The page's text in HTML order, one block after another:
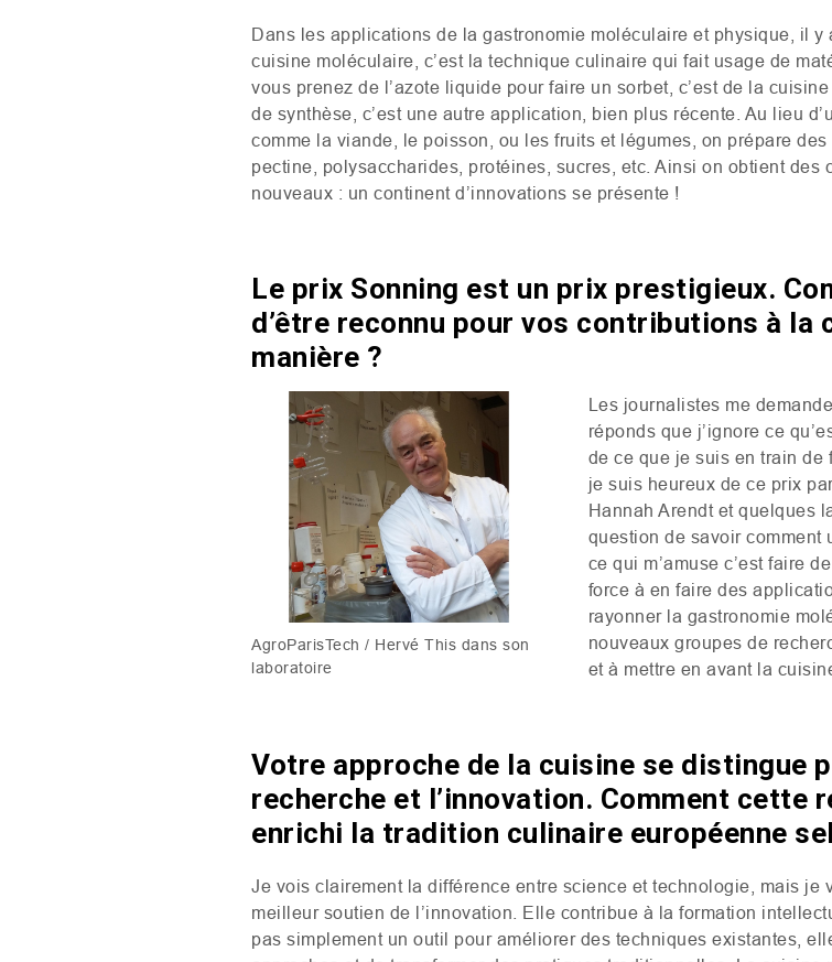
Dans les applications de la gastronomie moléculaire et physique, il
cuisine moléculaire, c’est la technique culinaire qui fait usage de
vous prenez de l’azote liquide pour faire un sorbet, c’est de la
de synthèse, c’est une autre application, bien plus récente. Au lieu
comme la viande, le poisson, ou les fruits et légumes, on prépare
pectine, polysaccharides, protéines, sucres, etc. Ainsi on obtient des
nouveaux : un continent d’innovations se présente !
Le prix Sonning est un prix prestigieux.
d’être reconnu pour vos contributions à
manière ?
AgroParisTech / Hervé This dans son
laboratoire
Les journalistes me
réponds que j’ignore ce
de ce que je suis en train de
je suis heureux de ce prix
Hannah Arendt et quelques
question de savoir comment
ce qui m’amuse c’est faire
force à en faire des
rayonner la gastronomie
nouveaux groupes de
et à mettre en avant la
Votre approche de la cuisine se distingue
recherche et l’innovation. Comment
enrichi la tradition culinaire européenne
Je vois clairement la différence entre science et technologie, mais
meilleur soutien de l’innovation. Elle contribue à la formation
pas simplement un outil pour améliorer des techniques existantes,